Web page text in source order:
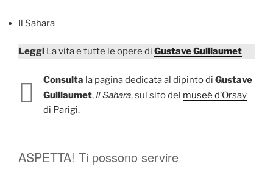
Il Sahara
Leggi La vita e tutte le opere di Gustave Guillaumet
Consulta la pagina dedicata al dipinto di Gustave
Guillaumet, Il Sahara, sul sito del museé d’Orsay
di Parigi.
ASPETTA! Ti possono servire